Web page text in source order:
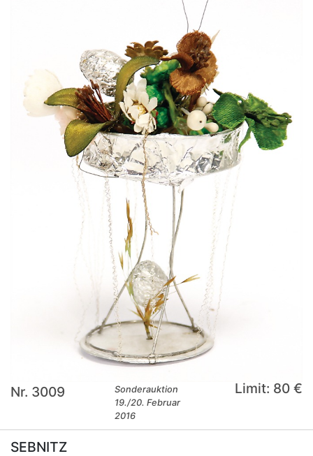
Nr. 3009
Sonderauktion
19./20. Februar
2016
Limit: 80 €
SEBNITZ